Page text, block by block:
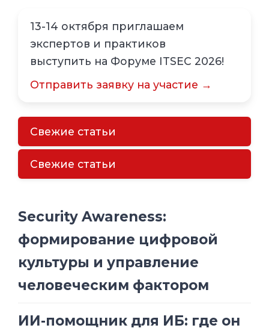
13-14 октября приглашаем
экспертов и практиков
выступить на Форуме ITSEC 2026!
Отправить заявку на участие →
Свежие статьи
Свежие статьи
Security Awareness:
формирование цифровой
культуры и управление
человеческим фактором
ИИ-помощник для ИБ: где он